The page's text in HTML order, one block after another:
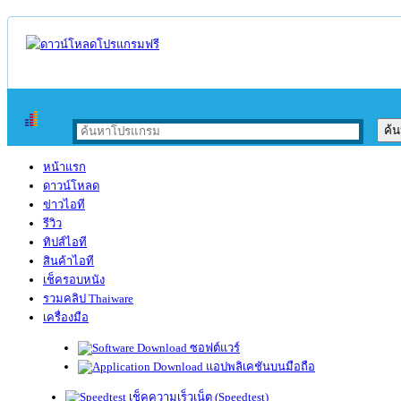
หน้าแรก
ดาวน์โหลด
ข่าวไอที
รีวิว
ทิปส์ไอที
สินค้าไอที
เช็ครอบหนัง
รวมคลิป Thaiware
เครื่องมือ
ซอฟต์แวร์
แอปพลิเคชันบนมือถือ
เช็คความเร็วเน็ต (Speedtest)